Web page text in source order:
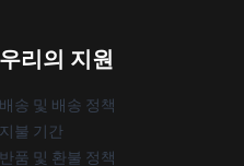
우리의 지원
배송 및 배송 정책
지불 기간
반품 및 환불 정책